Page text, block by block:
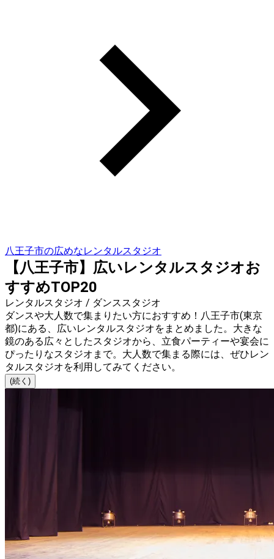
八王子市の広めなレンタルスタジオ
【八王子市】広いレンタルスタジオお
すすめTOP20
レンタルスタジオ / ダンススタジオ
ダンスや大人数で集まりたい方におすすめ！八王子市(東京
都)にある、広いレンタルスタジオをまとめました。大きな
鏡のある広々としたスタジオから、立食パーティーや宴会に
ぴったりなスタジオまで。大人数で集まる際には、ぜひレン
タルスタジオを利用してみてください。
(続く)